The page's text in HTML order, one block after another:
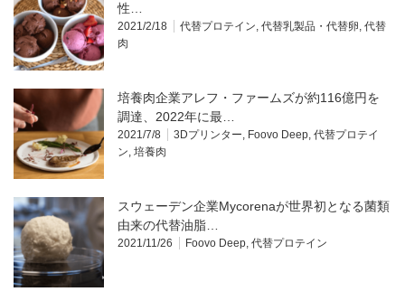
性…
2021/2/18 代替プロテイン, 代替乳製品・代替卵, 代替
肉
培養肉企業アレフ・ファームズが約116億円を
調達、2022年に最…
2021/7/8 3Dプリンター, Foovo Deep, 代替プロテイ
ン, 培養肉
スウェーデン企業Mycorenaが世界初となる菌類
由来の代替油脂…
2021/11/26 Foovo Deep, 代替プロテイン